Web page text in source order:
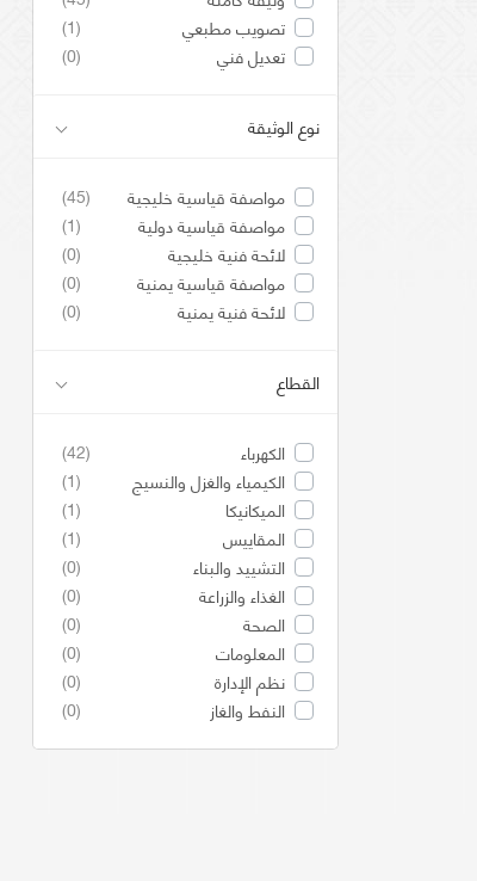
تصويب مطبعي
(1)
تعديل فني
(0)
نوع الوثيقة
مواصفة قياسية خليجية
(45)
مواصفة قياسية دولية
(1)
لائحة فنية خليجية
(0)
مواصفة قياسية يمنية
(0)
لائحة فنية يمنية
(0)
القطاع
الكهرباء
(42)
الكيمياء والغزل والنسيج
(1)
الميكانيكا
(1)
المقاييس
(1)
التشييد والبناء
(0)
الغذاء والزراعة
(0)
الصحة
(0)
المعلومات
(0)
نظم الإدارة
(0)
النفط والغاز
(0)